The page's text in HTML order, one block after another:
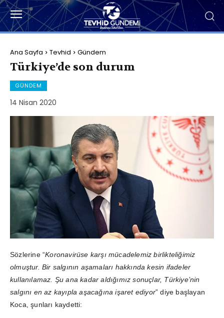
Ana Sayfa Tevhid Gündem
Türkiye’de son durum
GÜNDEM
14 Nisan 2020
Sözlerine “Koronavirüse karşı mücadelemiz birlikteliğimiz
olmuştur. Bir salgının aşamaları hakkında kesin ifadeler
kullanılamaz. Şu ana kadar aldığımız sonuçlar, Türkiye’nin
salgını en az kayıpla aşacağına işaret ediyor” diye başlayan
Koca, şunları kaydetti: